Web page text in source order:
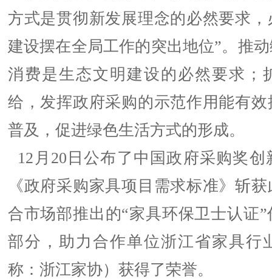
方式是贯彻新发展理念的必然要求
建设摆在全局工作的突出地位”。推
消费是生态文明建设的必然要求；
给，发挥政府采购的示范作用能有
普及，促进绿色生活方式的形成。
12月20日公布了中国政府采购奖创
《政府采购家具项目需求标准》斩
合市场部推出的“家具环保卫士认证
部分，助力合作单位浙江省家具行
称：浙江家协）获得了荣誉。